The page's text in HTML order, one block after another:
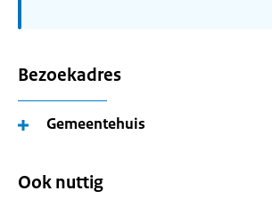
Bezoekadres
Gemeentehuis
Ook nuttig